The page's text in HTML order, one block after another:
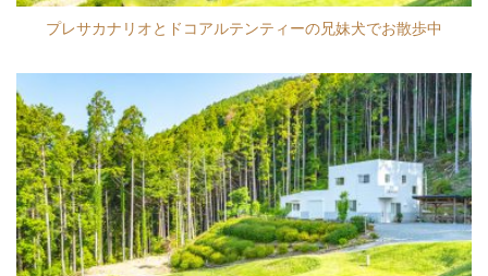
プレサカナリオとドコアルテンティーの兄妹犬でお散歩中